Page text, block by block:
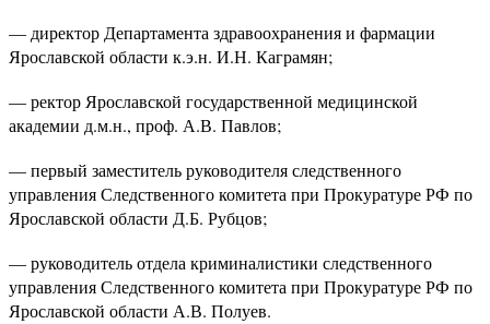
— директор Департамента здравоохранения и фармации
Ярославской области к.э.н. И.Н. Каграмян;
— ректор Ярославской государственной медицинской
академии д.м.н., проф. А.В. Павлов;
— первый заместитель руководителя следственного
управления Следственного комитета при Прокуратуре РФ по
Ярославской области Д.Б. Рубцов;
— руководитель отдела криминалистики следственного
управления Следственного комитета при Прокуратуре РФ по
Ярославской области А.В. Полуев.